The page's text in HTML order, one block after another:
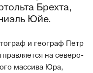
Брехта,
Юйе.
и географ Петр
на северо-
массива Юра,